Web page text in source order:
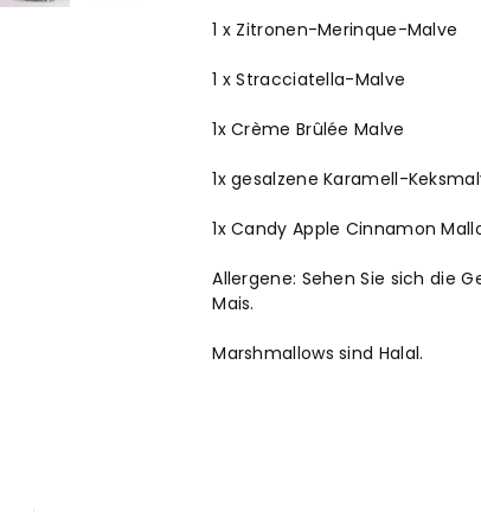
1 x Zitronen-Merinque-Malve
1 x Stracciatella-Malve
1x Crème Brûlée Malve
1x gesalzene Karamell-
1x Candy Apple Cinnamon
Allergene: Sehen Sie sich die
Mais.
Marshmallows sind Halal.